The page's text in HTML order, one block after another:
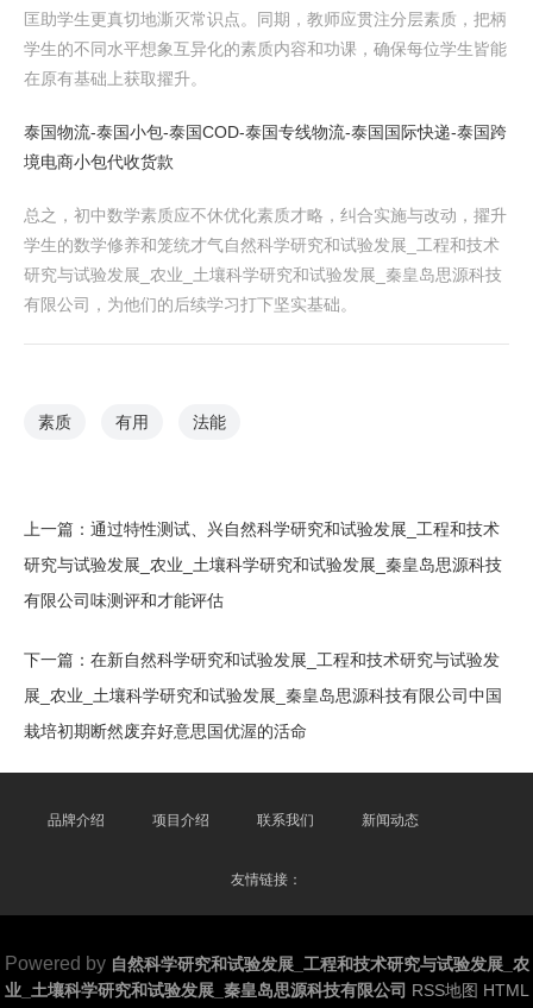
匡助学生更真切地澌灭常识点。同期，教师应贯注分层素质，把柄
学生的不同水平想象互异化的素质内容和功课，确保每位学生皆能
在原有基础上获取擢升。
泰国物流-泰国小包-泰国COD-泰国专线物流-泰国国际快递-泰国跨
境电商小包代收货款
总之，初中数学素质应不休优化素质才略，纠合实施与改动，擢升
学生的数学修养和笼统才气自然科学研究和试验发展_工程和技术
研究与试验发展_农业_土壤科学研究和试验发展_秦皇岛思源科技
有限公司，为他们的后续学习打下坚实基础。
素质 有用 法能
上一篇： 通过特性测试、兴自然科学研究和试验发展_工程和技术
研究与试验发展_农业_土壤科学研究和试验发展_秦皇岛思源科技
有限公司味测评和才能评估
下一篇： 在新自然科学研究和试验发展_工程和技术研究与试验发
展_农业_土壤科学研究和试验发展_秦皇岛思源科技有限公司中国
栽培初期断然废弃好意思国优渥的活命
品牌介绍 项目介绍 联系我们 新闻动态
友情链接：
Powered by 自然科学研究和试验发展_工程和技术研究与试验发展_农
业_土壤科学研究和试验发展_秦皇岛思源科技有限公司 RSS地图 HTML